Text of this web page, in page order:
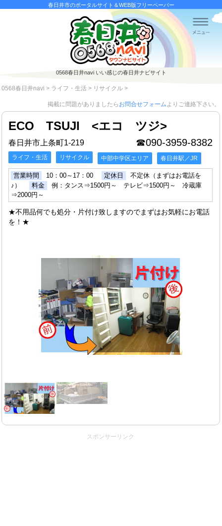
春日井市のポータルサイト＆WEB版フリーペーパー
0568春日井naviいい感じの春日井ナビサイト
0568春日井navi > ライフ・生活 > リサイクル >
掲載に問題がありましたら お問合せフォームよりご連絡下さい。
ECO TSUJI <エコ ツジ>
☎090-3959-8382
春日井市上条町1-219
ライフ・生活 リサイクル 中部中学区エリア 春日井駅／JR
営業時間 10：00～17：00 定休日
不定休（まずはお電話を
♪）
料金
例：タンス⇒1500円～ テレビ⇒1500円～ 冷蔵庫
⇒2000円～
★不用品何でも処分・片付け致しますのでまずはお気軽にお電話
を！★
スポンサーリンク